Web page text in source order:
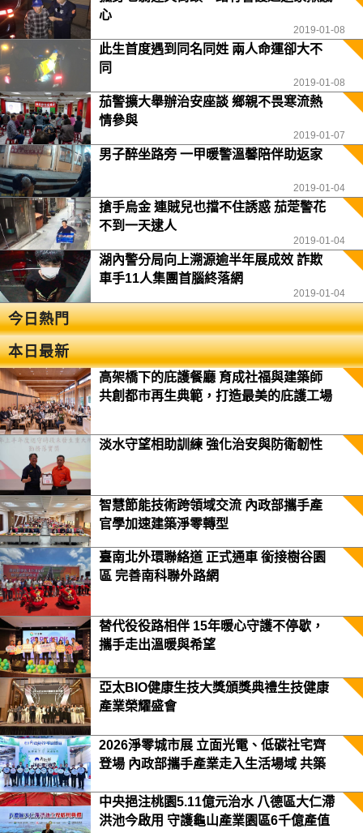
心
2019-01-08
此生首度遇到同名同姓 兩人命運卻大不
同
2019-01-08
茄警擴大舉辦治安座談 鄉親不畏寒流熱
情參與
2019-01-07
男子醉坐路旁 一甲暖警溫馨陪伴助返家
2019-01-04
搶手烏金 連賊兒也擋不住誘惑 茄萣警花
不到一天逮人
2019-01-04
湖內警分局向上溯源逾半年展成效 詐欺
車手11人集團首腦終落網
2019-01-04
今日熱門
本日最新
高架橋下的庇護餐廳 育成社福與建築師
共創都市再生典範，打造最美的庇護工場
淡水守望相助訓練 強化治安與防衛韌性
智慧節能技術跨領域交流 內政部攜手產
官學加速建築淨零轉型
臺南北外環聯絡道 正式通車 銜接樹谷園
區 完善南科聯外路網
替代役役路相伴 15年暖心守護不停歇，
攜手走出溫暖與希望
亞太BIO健康生技大獎頒獎典禮生技健康
產業榮耀盛會
2026淨零城市展 立面光電、低碳社宅齊
登場 內政部攜手產業走入生活場域 共築
中央挹注桃園5.11億元治水 八德區大仁滯
洪池今啟用 守護龜山產業園區6千億產值